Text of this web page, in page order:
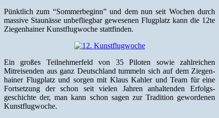
Pünk­tlich zum “Som­mer­be­ginn” und dem nun seit Wochen durch
mas­sive Staunässe unbe­flieg­bar gewe­se­nen Flug­platz kann die 12te
Ziegen­hain­er Kun­st­flug­woche stattfinden.
Ein großes Teil­nehmer­feld von 35 Piloten sowie zahlre­ichen
Mitreisenden aus ganz Deutsch­land tum­meln sich auf dem Ziegen­
hain­er Flug­platz und sor­gen mit Klaus Kahler und Team für eine
Fort­set­zung der schon seit vie­len Jahren anhal­tenden Erfol­gs­
geschichte der, man kann schon sagen zur Tra­di­tion gewor­de­nen
Kunstflugwoche.